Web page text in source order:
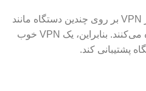
در ایران، بسیاری از کاربران از VPN بر روی چندین دستگاه مانند
موبایل، تبلت و لپ‌تاپ استفاده می‌کنند. بنابراین، یک VPN خوب
پشتیبانی کند.